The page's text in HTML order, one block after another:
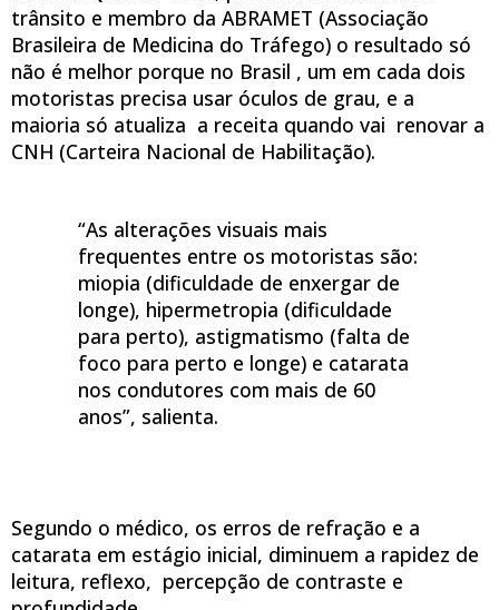
trânsito e membro da ABRAMET (Associação
Brasileira de Medicina do Tráfego) o resultado só
não é melhor porque no Brasil , um em cada dois
motoristas precisa usar óculos de grau, e a
maioria só atualiza a receita quando vai renovar a
CNH (Carteira Nacional de Habilitação).
“As alterações visuais mais
frequentes entre os motoristas são:
miopia (dificuldade de enxergar de
longe), hipermetropia (dificuldade
para perto), astigmatismo (falta de
foco para perto e longe) e catarata
nos condutores com mais de 60
anos”, salienta.
Segundo o médico, os erros de refração e a
catarata em estágio inicial, diminuem a rapidez de
leitura, reflexo, percepção de contraste e